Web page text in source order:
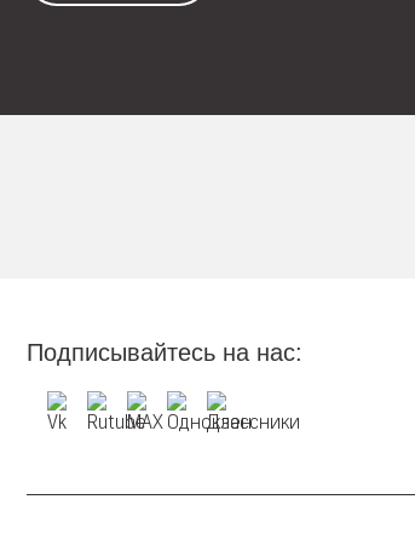
Подписывайтесь на нас: